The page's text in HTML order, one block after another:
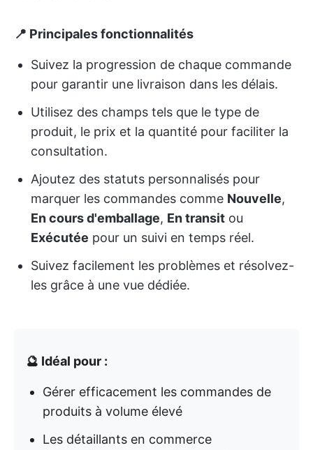
📍 Principales fonctionnalités
Suivez la progression de chaque commande
pour garantir une livraison dans les délais.
Utilisez des champs tels que le type de
produit, le prix et la quantité pour faciliter la
consultation.
Ajoutez des statuts personnalisés pour
marquer les commandes comme Nouvelle,
En cours d'emballage, En transit ou
Exécutée pour un suivi en temps réel.
Suivez facilement les problèmes et résolvez-
les grâce à une vue dédiée.
🔮 Idéal pour :
Gérer efficacement les commandes de
produits à volume élevé
Les détaillants en commerce